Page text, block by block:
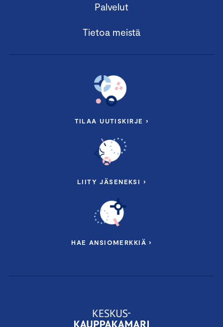
Palvelut
Tietoa meistä
TILAA UUTISKIRJE ›
LIITY JÄSENEKSI ›
HAE ANSIOMERKKIÄ ›